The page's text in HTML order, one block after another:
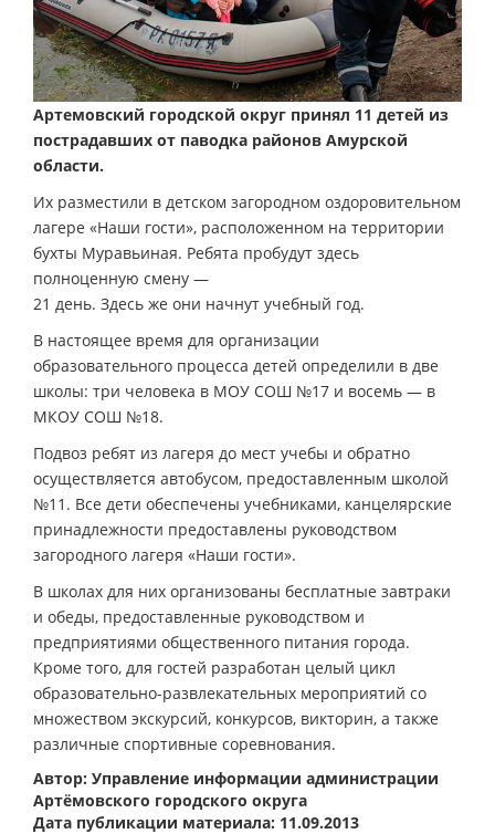
Артемовский городской округ принял 11 детей из
пострадавших от паводка районов Амурской
области.
Их разместили в детском загородном оздоровительном
лагере «Наши гости», расположенном на территории
бухты Муравьиная. Ребята пробудут здесь
полноценную смену —
21 день. Здесь же они начнут учебный год.
В настоящее время для организации
образовательного процесса детей определили в две
школы: три человека в МОУ СОШ №17 и восемь — в
МКОУ СОШ №18.
Подвоз ребят из лагеря до мест учебы и обратно
осуществляется автобусом, предоставленным школой
№11. Все дети обеспечены учебниками, канцелярские
принадлежности предоставлены руководством
загородного лагеря «Наши гости».
В школах для них организованы бесплатные завтраки
и обеды, предоставленные руководством и
предприятиями общественного питания города.
Кроме того, для гостей разработан целый цикл
образовательно-развлекательных мероприятий со
множеством экскурсий, конкурсов, викторин, а также
различные спортивные соревнования.
Автор: Управление информации администрации
Артёмовского городского округа
Дата публикации материала: 11.09.2013